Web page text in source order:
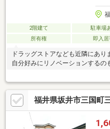
2階建て 駐車場
所有権
即入
ドラッグストアなども近隣にあり
自分好みにリノベーションするの
福井県坂井市三国町